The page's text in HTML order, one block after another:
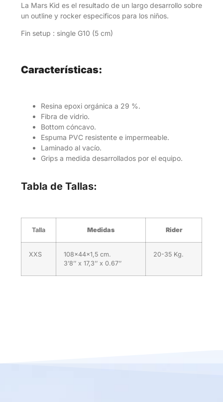
La Mars Kid es el resultado de un largo desarrollo sobre
un outline y rocker especificos para los niños.
Fin setup : single G10 (5 cm)
Características:
Resina epoxi orgánica a 29 %.
Fibra de vidrio.
Bottom cóncavo.
Espuma PVC resistente e impermeable.
Laminado al vacío.
Grips a medida desarrollados por el equipo.
Tabla de Tallas:
Talla Medidas Rider
XXS
108×44×1,5 cm.
3’8’’ x 17,3’’ x 0.67’’
20-35 Kg.